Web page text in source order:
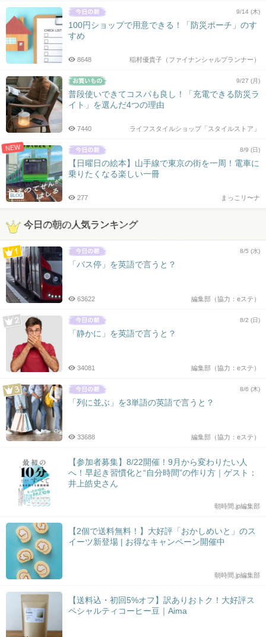
9/14 (木)
100円ショップで用意できる！「防災ポーチ」のす
すめ
稲村優貴子（ファイナンシャルプランナー）
8648
9/27 (月)
普段使いできてコスパも良し！「充電できる防災ラ
イト」を選んだ4つの理由
ライフスタイルショップ「スタイルストア」
7440
NEW
BLOG
8/9 (日)
【日曜日の絵本】山手線で東京の街を一周！電車に
乗りたくなる楽しい一冊
まっこリ〜ナ
277
今日の朝の人気ランキング
8/5 (水)
「バス停」を英語で言うと？
編集部（協力：eステ）
63622
8/2 (日)
「静かに」を英語で言うと？
編集部（協力：eステ）
34081
8/6 (木)
「列に並ぶ」を3単語の英語で言うと？
編集部（協力：eステ）
33688
【参加者募集】8/22開催！9月から変わりたい人
へ！早起き習慣化と“自分時間”の作り方｜ゲスト：
井上皓史さん
朝時間.jp編集部
【2個で送料無料！】大好評「おかしめいと」のス
イーツ新登場 | お得なキャンペーン開催中
朝時間.jp編集部
【送料込・初回5%オフ】訳ありおトク！大好評ス
ペシャルティコーヒー豆｜Aima